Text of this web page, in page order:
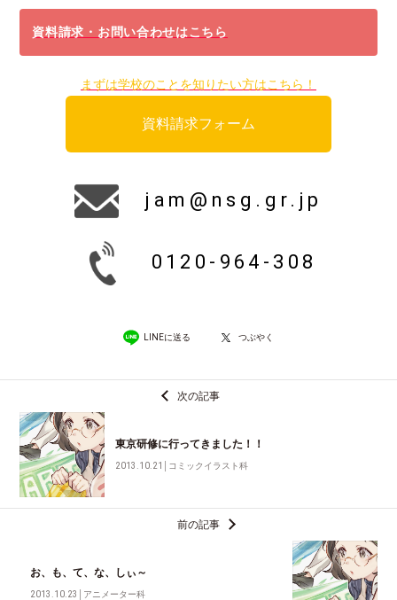
資料請求・お問い合わせはこちら
まずは学校のことを知りたい方はこちら！
資料請求フォーム
jam@nsg.gr.jp
0120-964-308
LINEに送る つぶやく
次の記事
東京研修に行ってきました！！
2013.10.21 コミックイラスト科
前の記事
お、も、て、な、しぃ～
2013.10.23 アニメーター科